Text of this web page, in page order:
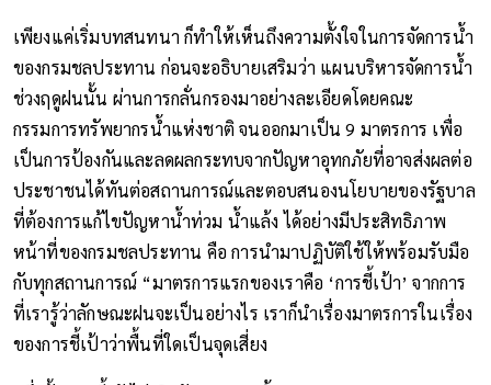
เพียงแค่เริ่มบทสนทนา ก็ทำให้เห็นถึงความตั้งใจในการจัดการน้ำ
ของกรมชลประทาน ก่อนจะอธิบายเสริมว่า แผนบริหารจัดการน้ำ
ช่วงฤดูฝนนั้น ผ่านการกลั่นกรองมาอย่างละเอียดโดยคณะ
กรรมการทรัพยากรน้ำแห่งชาติ จนออกมาเป็น 9 มาตรการ เพื่อ
เป็นการป้องกันและลดผลกระทบจากปัญหาอุทกภัยที่อาจส่งผลต่อ
ประชาชนได้ทันต่อสถานการณ์และตอบสนองนโยบายของรัฐบาล
ที่ต้องการแก้ไขปัญหาน้ำท่วม น้ำแล้ง ได้อย่างมีประสิทธิภาพ
หน้าที่ของกรมชลประทาน คือ การนำมาปฏิบัติใช้ให้พร้อมรับมือ
กับทุกสถานการณ์ “มาตรการแรกของเราคือ ‘การชี้เป้า’ จากการ
ที่เรารู้ว่าลักษณะฝนจะเป็นอย่างไร เราก็นำเรื่องมาตรการในเรื่อง
ของการชี้เป้าว่าพื้นที่ใดเป็นจุดเสี่ยง